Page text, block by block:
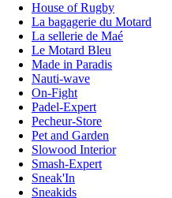
House of Rugby
La bagagerie du Motard
La sellerie de Maé
Le Motard Bleu
Made in Paradis
Nauti-wave
On-Fight
Padel-Expert
Pecheur-Store
Pet and Garden
Slowood Interior
Smash-Expert
Sneak'In
Sneakids